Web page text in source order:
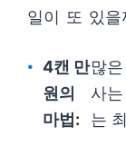
일이 또 있을
4캔 만
원의
마법:
많
사
는